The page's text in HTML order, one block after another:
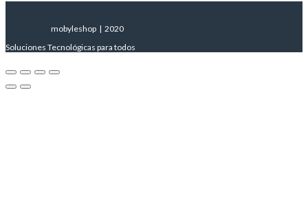
mobyleshop | 2020
Soluciones Tecnológicas para todos